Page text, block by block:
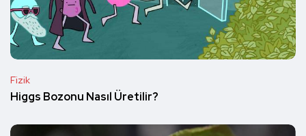
Fizik
Higgs Bozonu Nasıl Üretilir?